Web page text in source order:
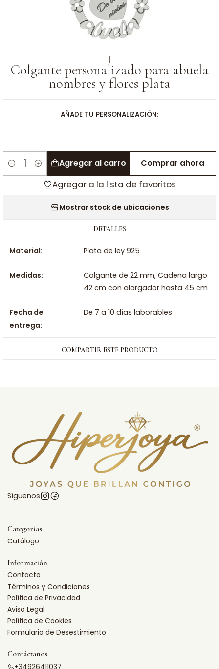
|
Colgante personalizado para abuela
nombres y flores plata
AÑADE TU PERSONALIZACIÓN:
Cantidad
Agregar al carro Comprar ahora
Agregar a la lista de favoritos
Mostrar stock de ubicaciones
DETALLES
Material: Plata de ley 925
Medidas:
Colgante de 22 mm, Cadena largo
42 cm con alargador hasta 45 cm
Fecha de
entrega:
De 7 a 10 días laborables
COMPARTIR ESTE PRODUCTO
Síguenos
Categorías
Catálogo
Información
Contacto
Términos y Condiciones
Política de Privacidad
Aviso Legal
Política de Cookies
Formulario de Desestimiento
Contáctanos
+34926411037